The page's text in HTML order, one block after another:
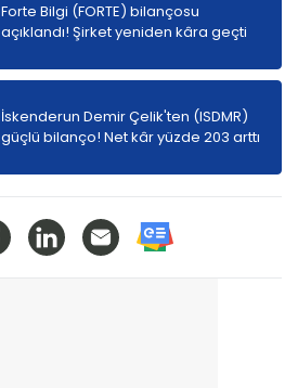
Forte Bilgi (FORTE) bilançosu
açıklandı! Şirket yeniden kâra geçti
İskenderun Demir Çelik'ten (ISDMR)
güçlü bilanço! Net kâr yüzde 203 arttı